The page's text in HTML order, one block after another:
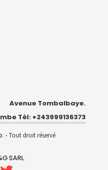
Avenue Tombalbaye.
Tél: +243999136373
- Tout droit réservé
SARL